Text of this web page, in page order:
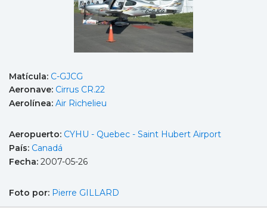
Matícula: C-GJCG
Aeronave: Cirrus CR.22
Aerolínea: Air Richelieu
Aeropuerto: CYHU - Quebec - Saint Hubert Airport
País: Canadá
Fecha: 2007-05-26
Foto por: Pierre GILLARD